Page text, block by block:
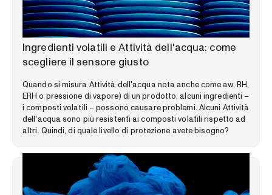
LIBRERIA DELLE COMPETENZE
Ingredienti volatili e Attività dell'acqua: come
scegliere il sensore giusto
Quando si misura Attività dell'acqua nota anche come aw, RH,
ERH o pressione di vapore) di un prodotto, alcuni ingredienti –
i composti volatili – possono causare problemi. Alcuni Attività
dell'acqua sono più resistenti ai composti volatili rispetto ad
altri. Quindi, di quale livello di protezione avete bisogno?